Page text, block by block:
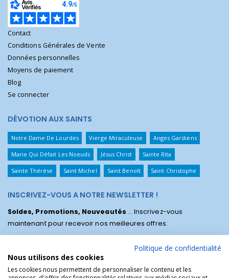
Contact
Conditions Générales de Vente
Données personnelles
Moyens de paiement
Blog
Se connecter
DÉVOTION AUX SAINTS
Notre Dame De Lourdes Vierge Miraculeuse Anges Gardiens
Marie Qui Défait Les Noeuds Jésus Christ Sainte Rita
Sainte Thérèse Saint Michel Saint Benoît Saint Christophe
INSCRIVEZ-VOUS A NOTRE NEWSLETTER !
Soldes, Promotions, Nouveautés ... Inscrivez-vous
maintenant pour recevoir nos meilleures offres.
Politique de confidentialité
Nous utilisons des cookies
Les cookies nous permettent de personnaliser le contenu et les